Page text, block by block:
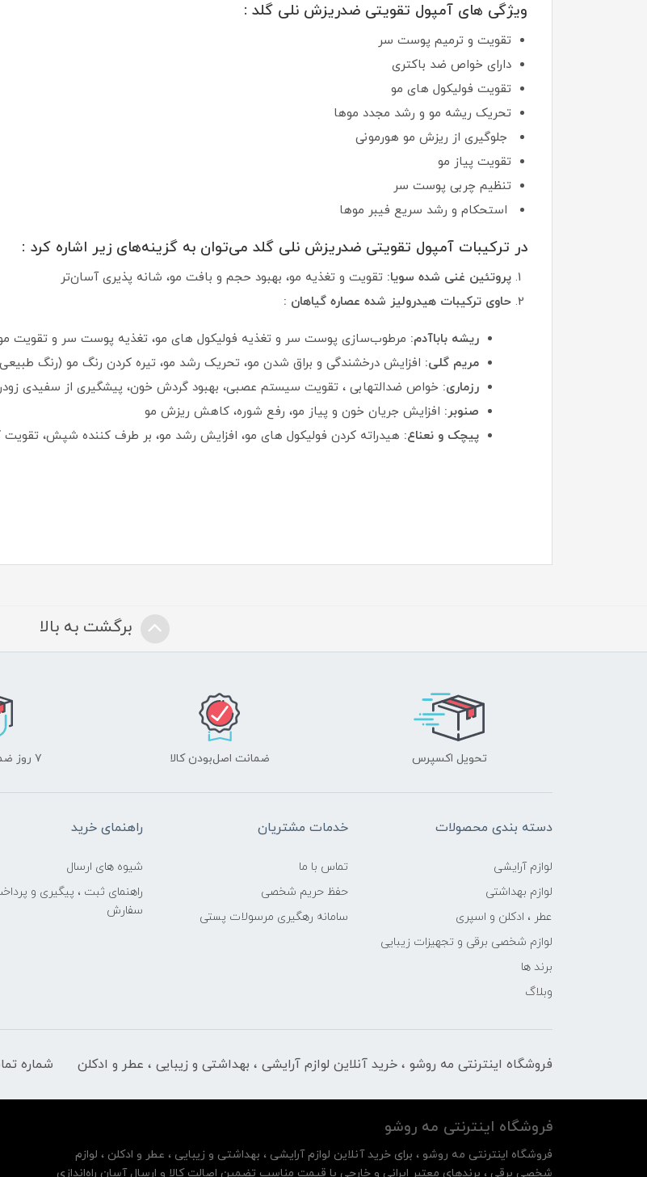
ویژگی های آمپول تقویتی ضدریزش نلی گلد :
تقویت و ترمیم پوست سر
دارای خواص ضد باکتری
تقویت فولیکول های مو
تحریک ریشه مو و رشد مجدد موها
جلوگیری از ریزش مو هورمونی
تقویت پیاز مو
تنظیم چربی پوست سر
استحکام و رشد سریع فیبر موها
در ترکیبات آمپول تقویتی ضدریزش نلی گلد می‌توان به گزینه‌های زیر اشاره کرد :
پروتئین غنی شده سویا: تقویت و تغذیه مو، بهبود حجم و بافت مو، شانه پذیری آسان‌تر
حاوی ترکیبات هیدرولیز شده عصاره گیاهان :
ریشه باباآدم: مرطوب‌سازی پوست سر و تغذیه فولیکول های مو، تغذیه پوست سر و
مریم گلی: افزایش درخشندگی و براق شدن مو، تحریک رشد مو، تیره کردن رنگ مو (رنگ
رزماری: خواص ضدالتهابی ، تقویت سیستم عصبی، بهبود گردش خون، پیشگیری از سفیدی
صنوبر: افزایش جریان خون و پیاز مو، رفع شوره، کاهش ریزش مو
پیچک و نعناع: هیدراته کردن فولیکول های مو، افزایش رشد مو، بر طرف کننده شپش، تقویت
برگشت به بالا
تحویل اکسپرس ضمانت اصل‌بودن کالا ۷ روز ضمانت بازگشت
دسته بندی محصولات
لوازم آرایشی
لوازم بهداشتی
عطر ، ادکلن و اسپری
لوازم شخصی برقی و تجهیزات زیبایی
برند ها
وبلاگ
خدمات مشتریان
تماس با ما
حفظ حریم شخصی
سامانه رهگیری مرسولات پستی
راهنمای خرید
شیوه های ارسال
راهنمای ثبت ، پیگیری و
سفارش
فروشگاه اینترنتی مه‌ رو‌شو ، خرید آنلاین لوازم آرایشی ، بهداشتی و زیبایی ، عطر و ادکلن شماره
فروشگاه اینترنتی مه‌ رو‌شو
فروشگاه اینترنتی مه‌ رو‌شو ، برای خرید آنلاین لوازم آرایشی ، بهداشتی و زیبایی ، عطر و ادکلن ، لوازم
شخصی برقی ، برندهای معتبر ایرانی و خارجی با قیمت مناسب تضمین اصالت کالا و ارسال آسان راه‌اندازی